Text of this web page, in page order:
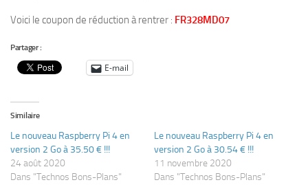
Voici le coupon de réduction à rentrer : FR328MD07
Partager :
E-mail
Similaire
Le nouveau Raspberry Pi 4 en
version 2 Go à 35.50 € !!!
24 août 2020
Dans "Technos Bons-Plans"
Le nouveau Raspberry Pi 4 en
version 2 Go à 30.54 € !!!
11 novembre 2020
Dans "Technos Bons-Plans"